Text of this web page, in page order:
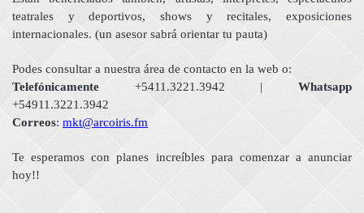
teatrales y deportivos, shows y recitales, exposiciones
internacionales. (un asesor sabrá orientar tu pauta)
Podes consultar a nuestra área de contacto en la web o:
Telefónicamente +5411.3221.3942 | Whatsapp
+54911.3221.3942
Correos: mkt@arcoiris.fm
Te esperamos con planes increíbles para comenzar a anunciar
hoy!!